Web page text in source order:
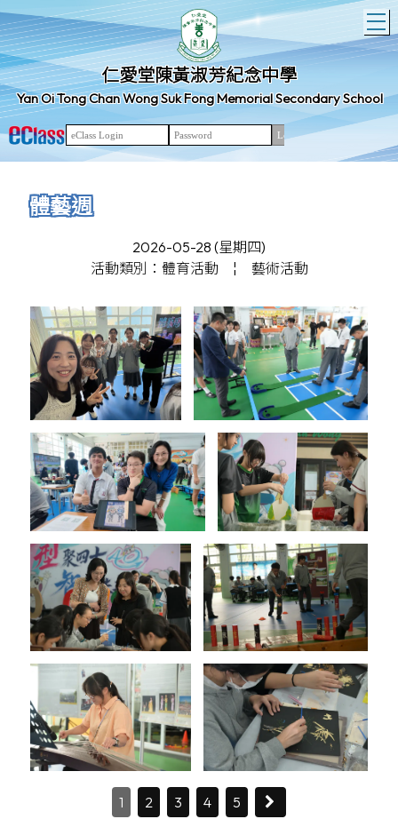
仁愛堂陳黃淑芳紀念中學
Yan Oi Tong Chan Wong Suk Fong Memorial Secondary School
體藝週
2026-05-28 (星期四)
活動類別：體育活動
¦ 藝術活動
1 2 3 4 5